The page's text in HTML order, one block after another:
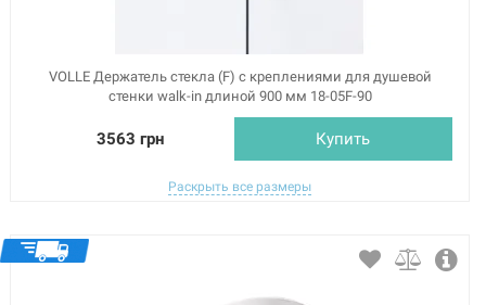
VOLLE Держатель стекла (F) с креплениями для душевой
стенки walk-in длиной 900 мм 18-05F-90
3563 грн Купить
Раскрыть все размеры